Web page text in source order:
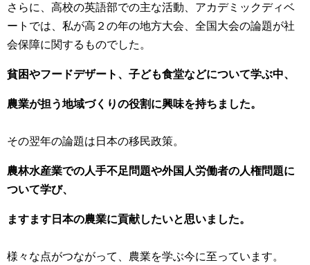
さらに、高校の英語部での主な活動、アカデミックディベ
ートでは、私が高２の年の地方大会、全国大会の論題が社
会保障に関するものでした。
貧困やフードデザート、子ども食堂などについて学ぶ中、
農業が担う地域づくりの役割に興味を持ちました。
その翌年の論題は日本の移民政策。
農林水産業での人手不足問題や外国人労働者の人権問題に
ついて学び、
ますます日本の農業に貢献したいと思いました。
様々な点がつながって、農業を学ぶ今に至っています。